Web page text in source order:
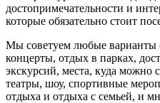
достопримечательности и
которые обязательно стоит
Мы советуем любые варианты
концерты, отдых в парках,
экскурсий, места, куда можно
театры, шоу, спортивные
отдыха и отдыха с семьей, и